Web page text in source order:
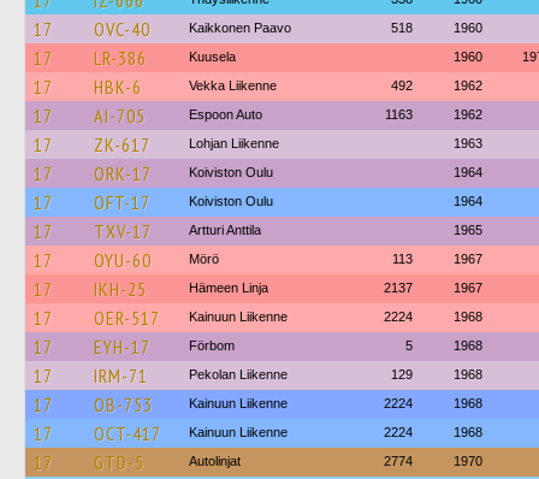
17 OVC-40 Kaikkonen Paavo 518 1960
17 LR-386 Kuusela 1960
17 HBK-6 Vekka Liikenne 492 1962
17 AI-705 Espoon Auto 1163 1962
17 ZK-617 Lohjan Liikenne 1963
17 ORK-17 Koiviston Oulu 1964
17 OFT-17 Koiviston Oulu 1964
17 TXV-17 Artturi Anttila 1965
17 OYU-60 Mörö 113 1967
17 IKH-25 Hämeen Linja 2137 1967
17 OER-517 Kainuun Liikenne 2224 1968
17 EYH-17 Förbom 5 1968
17 IRM-71 Pekolan Liikenne 129 1968
17 OB-753 Kainuun Liikenne 2224 1968
17 OCT-417 Kainuun Liikenne 2224 1968
17 GTD-5 Autolinjat 2774 1970